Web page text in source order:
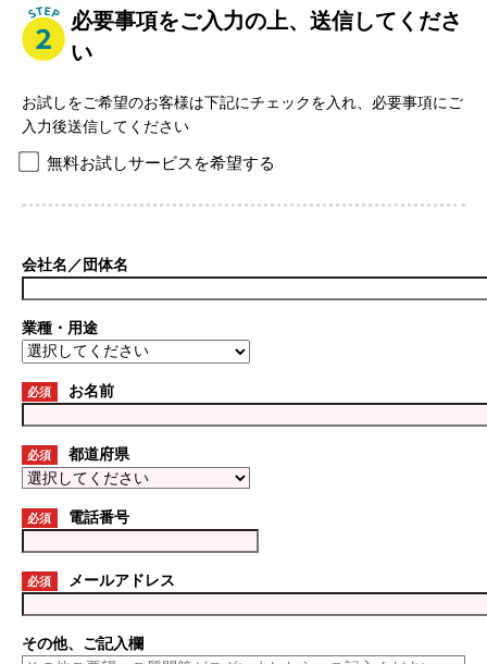
必要事項をご入力の上、送信してくださ
い
お試しをご希望のお客様は下記にチェックを入れ、必要事項にご
入力後送信してください
無料お試しサービスを希望する
会社名／団体名
業種・用途
必須 お名前
必須 都道府県
必須 電話番号
必須 メールアドレス
その他、ご記入欄